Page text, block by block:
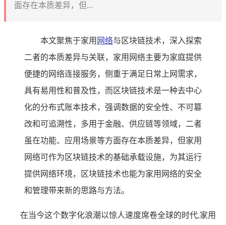
面存在本质差异，但...
本文聚焦于家用 网络与区块链技术，深入探索
二者的本质差异与关联，家用网络主要为家庭提供
便捷的网络连接服务，侧重于满足日常上网需求，
具有易用性和普及性，而区块链技术是一种去中心
化的分布式账本技术，强调数据的安全性、不可篡
改和可追溯性，多用于金融、供应链等领域，二者
虽在功能、应用场景等方面存在本质差异，但家用
网络可作为区块链技术的基础承载设施，为其运行
提供网络环境，区块链技术也能为家用网络的安全
和管理带来新的思路与方法。
在当今这个数字化浪潮以惊人速度席卷全球的时代,家用